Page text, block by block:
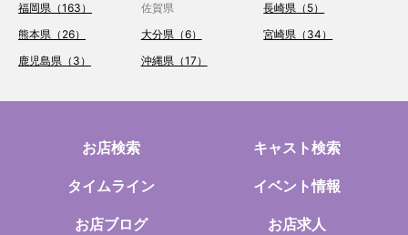
福岡県（163） 佐賀県
長崎県（5）
熊本県（26）
大分県（6）
宮崎県（34）
鹿児島県（3）
沖縄県（17）
お店検索 キャスト検索
タイムライン イベント情報
お店ブログ お店求人